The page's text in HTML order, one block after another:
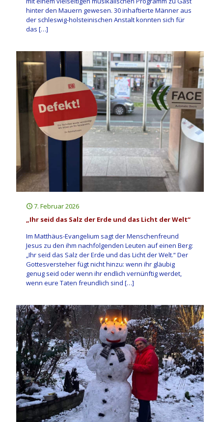
hinter den Mauern gewesen. 30 inhaftierte Männer aus
der schleswig-holsteinischen Anstalt konnten sich für
das […]
7. Februar 2026
„Ihr seid das Salz der Erde und das Licht der Welt“
Im Matthäus-Evangelium sagt der Menschenfreund
Jesus zu den ihm nachfolgenden Leuten auf einen Berg:
„Ihr seid das Salz der Erde und das Licht der Welt.“ Der
Gottesversteher fügt nicht hinzu: wenn ihr gläubig
genug seid oder wenn ihr endlich vernünftig werdet,
wenn eure Taten freundlich sind […]